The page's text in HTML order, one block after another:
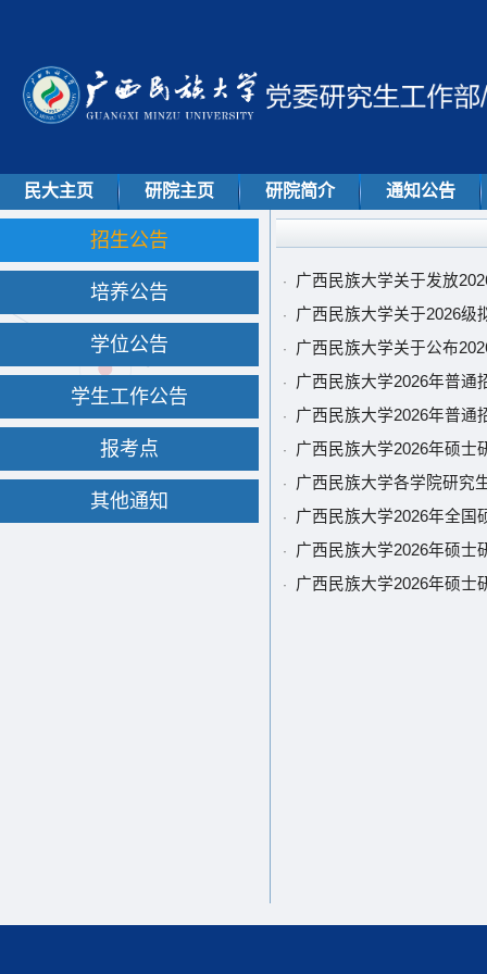
民大主页 研院主页 研院简介 通知公告
招生公告
培养公告
学位公告
学生工作公告
报考点
其他通知
· 广西民族大学关于发放
· 广西民族大学关于2026级
· 广西民族大学关于公布
· 广西民族大学2026年普通
· 广西民族大学2026年普通
· 广西民族大学2026年硕士
· 广西民族大学各学院研究
· 广西民族大学2026年全国
· 广西民族大学2026年硕士
· 广西民族大学2026年硕士